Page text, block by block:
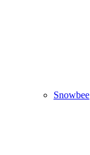
Snowbee